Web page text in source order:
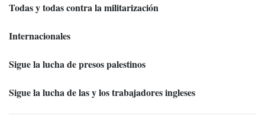
Todas y todas contra la militarización
Internacionales
Sigue la lucha de presos palestinos
Sigue la lucha de las y los trabajadores ingleses